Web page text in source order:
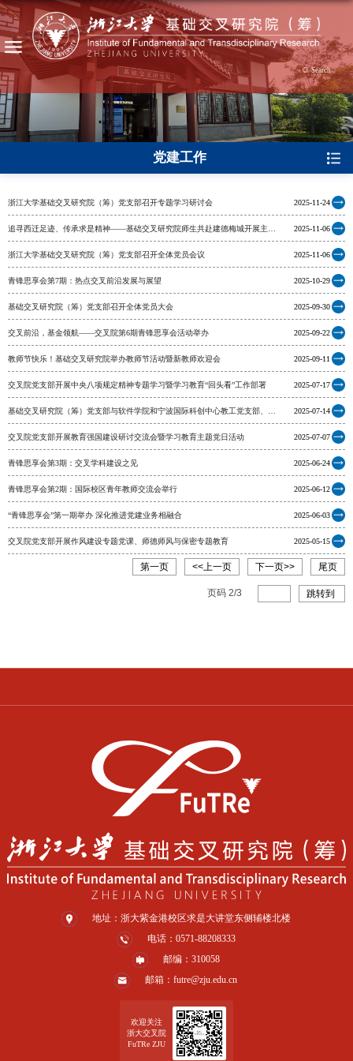
Search
党建工作
浙江大学基础交叉研究院（筹）党支部召开专题学习研讨会 2025-11-24
追寻西迁足迹、传承求是精神——基础交叉研究院师生共赴建德梅城开展主题
党日活动
2025-11-06
浙江大学基础交叉研究院（筹）党支部召开全体党员会议 2025-11-06
青锋思享会第7期：热点交叉前沿发展与展望 2025-10-29
基础交叉研究院（筹）党支部召开全体党员大会 2025-09-30
交叉前沿，基金领航——交叉院第6期青锋思享会活动举办 2025-09-22
教师节快乐！基础交叉研究院举办教师节活动暨新教师欢迎会 2025-09-11
交叉院党支部开展中央八项规定精神专题学习暨学习教育“回头看”工作部署 2025-07-17
基础交叉研究院（筹）党支部与软件学院和宁波国际科创中心教工党支部、20
22级联合党支部开展党建共建活动
2025-07-14
交叉院党支部开展教育强国建设研讨交流会暨学习教育主题党日活动 2025-07-07
青锋思享会第3期：交叉学科建设之见 2025-06-24
青锋思享会第2期：国际校区青年教师交流会举行 2025-06-12
“青锋思享会”第一期举办 深化推进党建业务相融合 2025-06-03
交叉院党支部开展作风建设专题党课、师德师风与保密专题教育 2025-05-15
第一页 <<上一页 下一页>> 尾页
页码 2/3 跳转到
地址：浙大紫金港校区求是大讲堂东侧辅楼北楼
电话：0571-88208333
邮编：310058
邮箱：futre@zju.edu.cn
欢迎关注
浙大交叉院
FuTRe ZJU